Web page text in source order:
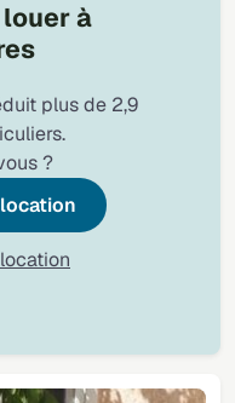
à
plus de 2,9
?